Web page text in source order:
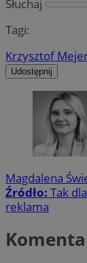
Słuchaj
Tagi:
Krzysztof
Udostępnij
Magdalena
Źródło: Tak
reklama